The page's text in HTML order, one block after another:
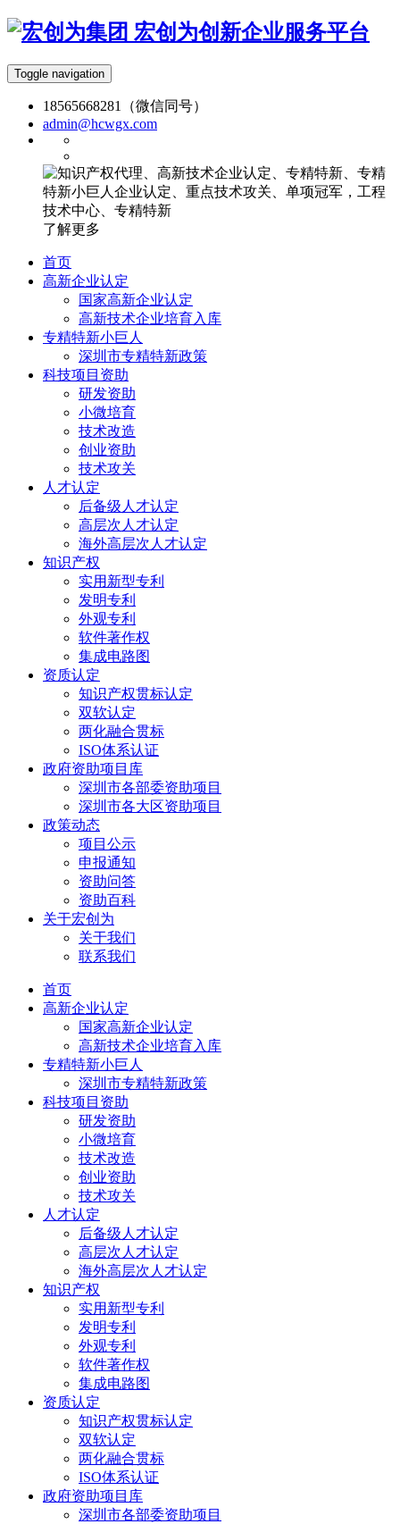
宏创为创新企业服务平台
Toggle navigation
18565668281（微信同号）
admin@hcwgx.com
了解更多
首页
高新企业认定
国家高新企业认定
高新技术企业培育入库
专精特新小巨人
深圳市专精特新政策
科技项目资助
研发资助
小微培育
技术改造
创业资助
技术攻关
人才认定
后备级人才认定
高层次人才认定
海外高层次人才认定
知识产权
实用新型专利
发明专利
外观专利
软件著作权
集成电路图
资质认定
知识产权贯标认定
双软认定
两化融合贯标
ISO体系认证
政府资助项目库
深圳市各部委资助项目
深圳市各大区资助项目
政策动态
项目公示
申报通知
资助问答
资助百科
关于宏创为
关于我们
联系我们
首页
高新企业认定
国家高新企业认定
高新技术企业培育入库
专精特新小巨人
深圳市专精特新政策
科技项目资助
研发资助
小微培育
技术改造
创业资助
技术攻关
人才认定
后备级人才认定
高层次人才认定
海外高层次人才认定
知识产权
实用新型专利
发明专利
外观专利
软件著作权
集成电路图
资质认定
知识产权贯标认定
双软认定
两化融合贯标
ISO体系认证
政府资助项目库
深圳市各部委资助项目